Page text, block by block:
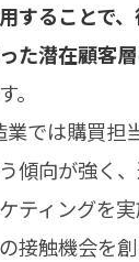
することで
た潜在顧客
。
では購買担
傾向が強く
ティングを実
接触機会を創